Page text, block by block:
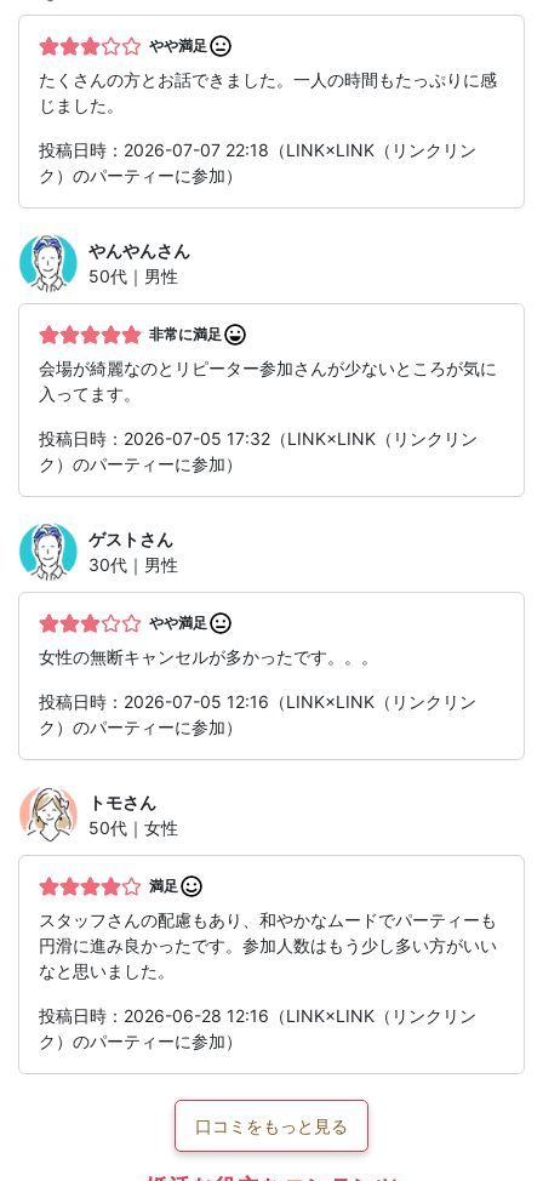
やや満足
たくさんの方とお話できました。一人の時間もたっぷりに感
じました。
投稿日時：2026-07-07 22:18（LINK×LINK（リンクリン
ク）のパーティーに参加）
やんやんさん
50代｜男性
非常に満足
会場が綺麗なのとリピーター参加さんが少ないところが気に
入ってます。
投稿日時：2026-07-05 17:32（LINK×LINK（リンクリン
ク）のパーティーに参加）
ゲストさん
30代｜男性
やや満足
女性の無断キャンセルが多かったです。。。
投稿日時：2026-07-05 12:16（LINK×LINK（リンクリン
ク）のパーティーに参加）
トモさん
50代｜女性
満足
スタッフさんの配慮もあり、和やかなムードでパーティーも
円滑に進み良かったです。参加人数はもう少し多い方がいい
なと思いました。
投稿日時：2026-06-28 12:16（LINK×LINK（リンクリン
ク）のパーティーに参加）
口コミをもっと見る